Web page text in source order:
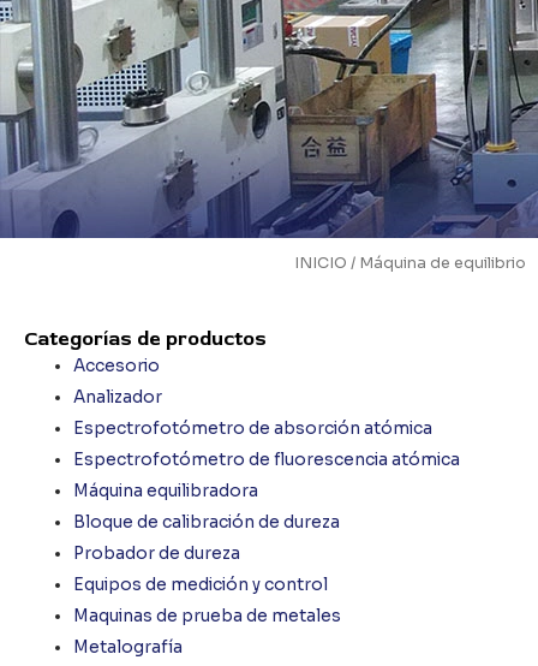
INICIO / Máquina de equilibrio
Categorías de productos
Accesorio
Analizador
Espectrofotómetro de absorción atómica
Espectrofotómetro de fluorescencia atómica
Máquina equilibradora
Bloque de calibración de dureza
Probador de dureza
Equipos de medición y control
Maquinas de prueba de metales
Metalografía